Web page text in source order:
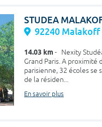
STUDEA
92240 Malakoff
14.03 km- Nexity
Grand Paris. A proximité
parisienne, 32 écoles
de la résiden...
En savoir plus